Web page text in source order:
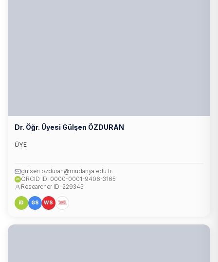
Dr. Öğr. Üyesi Gülşen ÖZDURAN
ÜYE
gulsen.ozduran@mudanya.edu.tr
iD ORCID ID: 0000-0001-9406-3165
Researcher ID: 229345
iD GS WS